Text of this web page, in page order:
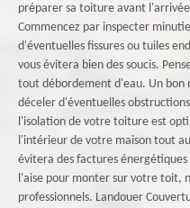
préparer sa toiture avant
Commencez par inspecter
d'éventuelles fissures ou tuiles
vous évitera bien des soucis.
tout débordement d'eau. Un bon
déceler d'éventuelles
l'isolation de votre toiture est
l'intérieur de votre maison tout
évitera des factures énergétiques
l'aise pour monter sur votre toit,
professionnels. Landouer